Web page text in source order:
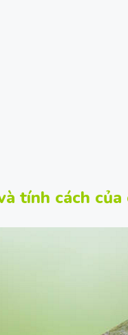
tính cách của